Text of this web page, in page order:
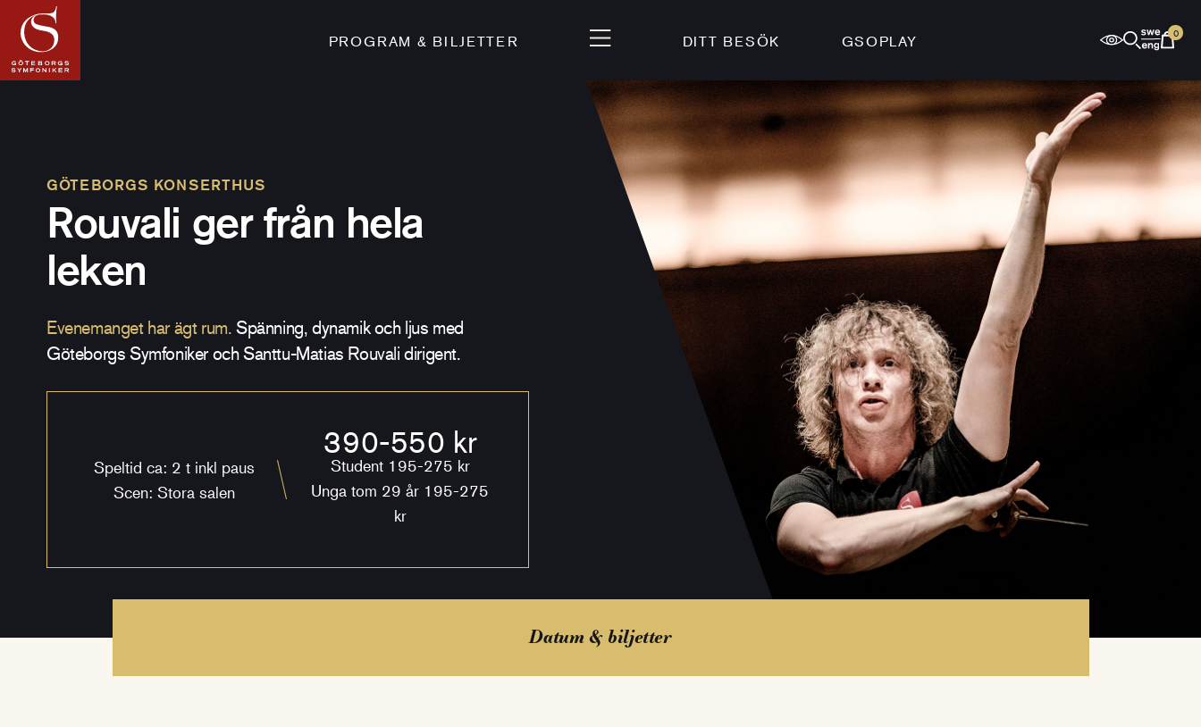
PROGRAM & BILJETTER DITT BESÖK GSOPLAY
0
GÖTEBORGS KONSERTHUS
Rouvali ger från hela
leken
Evenemanget har ägt rum. Spänning, dynamik och ljus med
Göteborgs Symfoniker och Santtu-Matias Rouvali dirigent.
Speltid ca: 2 t inkl paus
Scen: Stora salen
390-550 kr
Student 195-275 kr
Unga tom 29 år 195-275
kr
Datum & biljetter